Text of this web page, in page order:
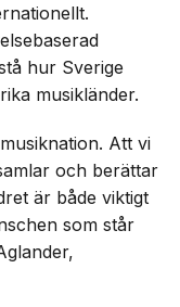
hur Sverige
musikländer.
Att vi
och berättar
är både viktigt
som står